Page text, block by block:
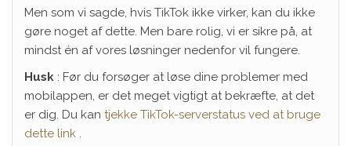
Men som vi sagde, hvis TikTok ikke virker, kan du ikke
gøre noget af dette. Men bare rolig, vi er sikre på, at
mindst én af vores løsninger nedenfor vil fungere.
Husk : Før du forsøger at løse dine problemer med
mobilappen, er det meget vigtigt at bekræfte, at det
er dig. Du kan tjekke TikTok-serverstatus ved at bruge
dette link .